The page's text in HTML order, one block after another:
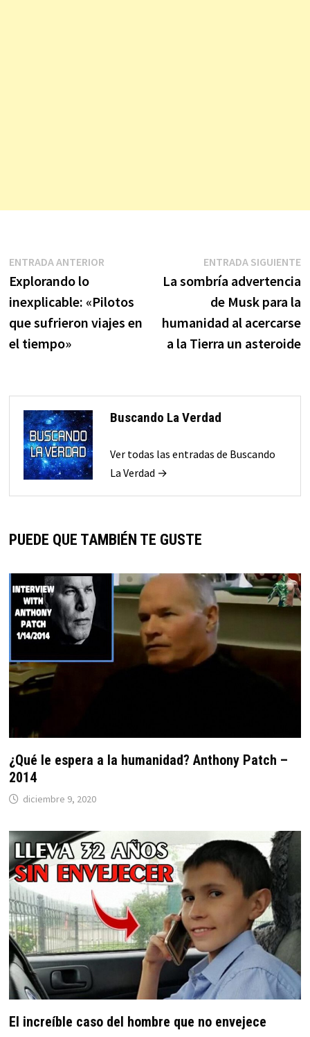
Navegación
de
entradas
ENTRADA ANTERIOREntrada
Explorando lo
inexplicable: «Pilotos
que sufrieron viajes en
el tiempo»
ENTRADA SIGUIENTE
La sombría advertencia
de Musk para la
humanidad al acercarse
a la Tierra un asteroide
Buscando La Verdad
Ver todas las entradas de Buscando
La Verdad →
PUEDE QUE TAMBIÉN TE GUSTE
¿Qué le espera a la humanidad? Anthony Patch –
2014
diciembre 9, 2020
El increíble caso del hombre que no envejece